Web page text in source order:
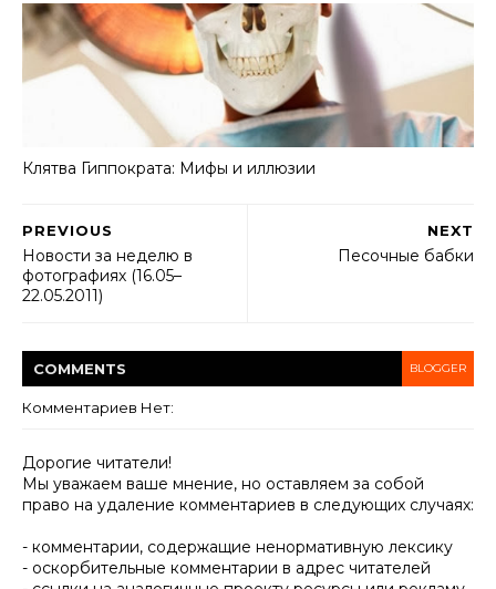
Клятва Гиппократа: Мифы и иллюзии
NEXT
Песочные бабки
PREVIOUS
Новости за неделю в
фотографиях (16.05–
22.05.2011)
COMMENTS BLOGGER
Комментариев Нет:
Дорогие читатели!
Мы уважаем ваше мнение, но оставляем за собой
право на удаление комментариев в следующих случаях:
- комментарии, содержащие ненормативную лексику
- оскорбительные комментарии в адрес читателей